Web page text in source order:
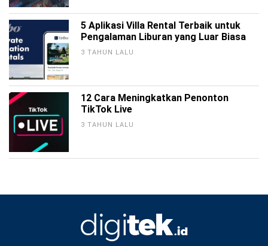
5 Aplikasi Villa Rental Terbaik untuk
Pengalaman Liburan yang Luar Biasa
3 TAHUN LALU
12 Cara Meningkatkan Penonton
TikTok Live
3 TAHUN LALU